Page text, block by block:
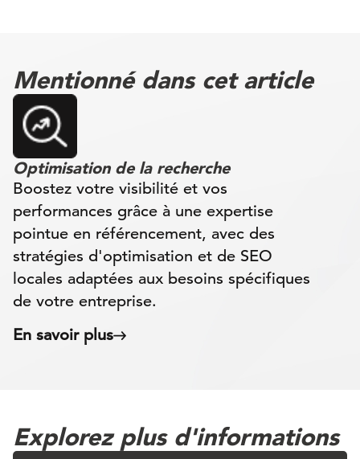
Mentionné dans cet article
Optimisation de la recherche
Boostez votre visibilité et vos
performances grâce à une expertise
pointue en référencement, avec des
stratégies d'optimisation et de SEO
locales adaptées aux besoins spécifiques
de votre entreprise.
En savoir plus
Explorez plus d'informations